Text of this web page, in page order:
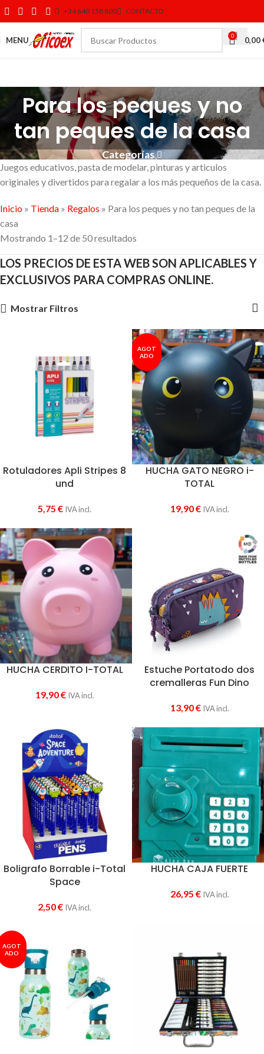
+34 640 158 800 CONTACTO
MENU 0 0,00
Para los peques y no
tan peques de la casa
Categorías
Juegos educativos, pasta de modelar, pinturas y articulos
originales y divertidos para regalar a los más pequeños de la casa.
Inicio » Tienda » Regalos » Para los peques y no tan peques de la
casa
Mostrando 1–12 de 50 resultados
LOS PRECIOS DE ESTA WEB SON APLICABLES Y
EXCLUSIVOS PARA COMPRAS ONLINE.
Mostrar Filtros
Rotuladores Apli Stripes 8
und
5,75 € IVA incl.
AGOT
ADO
HUCHA GATO NEGRO i-
TOTAL
19,90€ IVA incl.
HUCHA CERDITO I-TOTAL
19,90€ IVA incl.
Estuche Portatodo dos
cremalleras Fun Dino
13,90€ IVA incl.
Boligrafo Borrable i-Total
Space
2,50€ IVA incl.
HUCHA CAJA FUERTE
26,95 € IVA incl.
AGOT
ADO